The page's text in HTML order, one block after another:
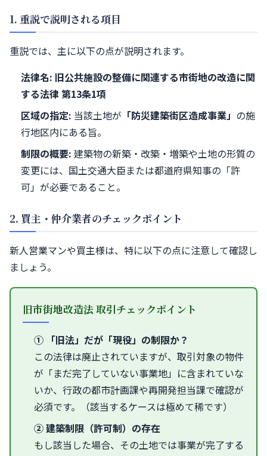
1. 重説で説明される項目
重説では、主に以下の点が説明されます。
法律名: 旧公共施設の整備に関連する市街地の改造に関
する法律 第13条1項
区域の指定: 当該土地が 「防災建築街区造成事業」 の施
行地区内にある旨。
制限の概要: 建築物の新築・改築・増築や土地の形質の
変更には、国土交通大臣または都道府県知事の「許
可」が必要であること。
2. 買主・仲介業者のチェックポイント
新人営業マンや買主様は、特に以下の点に注意して確認し
ましょう。
旧市街地改造法 取引チェックポイント
① 「旧法」だが「現役」の制限か？
この法律は廃止されていますが、取引対象の物件
が「まだ完了していない事業地」に含まれていな
いか、行政の都市計画課や再開発担当課で確認が
必須です。（該当するケースは極めて稀です）
② 建築制限（許可制）の存在
もし該当した場合、その土地では事業が完了する